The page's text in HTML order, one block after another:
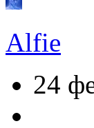
Alfie
24